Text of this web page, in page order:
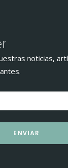
noticias,
ENVIAR